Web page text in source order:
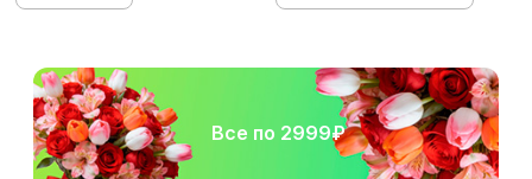
Все по 2999₽